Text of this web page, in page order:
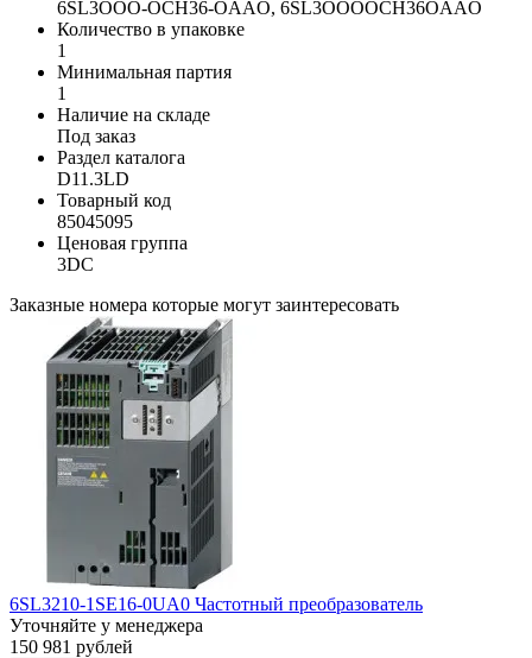
6SL3OOO-OCH36-OAAO, 6SL3OOOOCH36OAAO
Количество в упаковке
1
Минимальная партия
1
Наличие на складе
Под заказ
Раздел каталога
D11.3LD
Товарный код
85045095
Ценовая группа
3DC
Заказные номера которые могут заинтересовать
6SL3210-1SE16-0UA0 Частотный преобразователь
Уточняйте у менеджера
150 981 рублей